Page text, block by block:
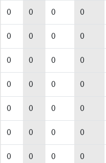
0 0 0 0
0 0 0 0
0 0 0 0
0 0 0 0
0 0 0 0
0 0 0 0
0 0 0 0